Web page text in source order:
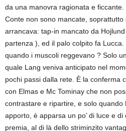
da una manovra ragionata e
Conte non sono mancate,
arrancava: tap-in mancato da
partenza ), ed il palo colpito fa
quando i muscoli reggevano ? Solo
quale Lang veniva anticipato nel
pochi passi dalla rete. È la conferma
con Elmas e Mc Tominay che non
contrastare e ripartire, e solo quando
apporto, è apparsa un po’ di luce e
premia, al di là dello striminzito